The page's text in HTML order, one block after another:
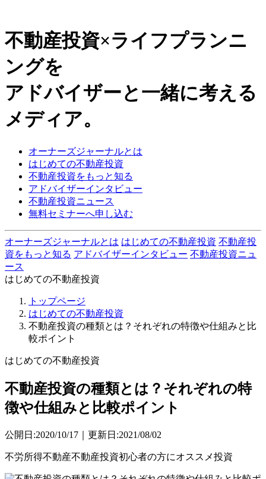
不動産投資×ライフプランニ
ングを
アドバイザーと一緒に考える
メディア。
オーナーズジャーナルとは
はじめての不動産投資
不動産投資をもっと知る
アドバイザーインタビュー
不動産投資ニュース
無料セミナーへ申し込む
オーナーズジャーナルとは はじめての不動産投資 不動産投
資をもっと知る アドバイザーインタビュー 不動産投資ニュ
ース
はじめての不動産投資
トップページ
はじめての不動産投資
不動産投資の種類とは？それぞれの特徴や仕組みと比
較ポイント
はじめての不動産投資
不動産投資の種類とは？それぞれの特
徴や仕組みと比較ポイント
公開日:2020/10/17｜更新日:2021/08/02
不労所得不動産不動産投資初心者の方にオススメ投資